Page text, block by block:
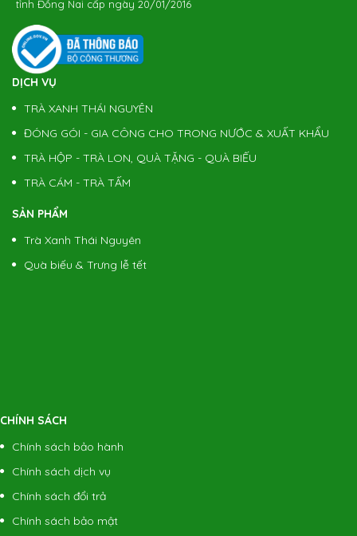
tỉnh Đồng Nai cấp ngày 20/01/2016
DỊCH VỤ
TRÀ XANH THÁI NGUYÊN
ĐÓNG GÓI - GIA CÔNG CHO TRONG NƯỚC & XUẤT KHẨU
TRÀ HỘP - TRÀ LON, QUÀ TẶNG - QUÀ BIẾU
TRÀ CÁM - TRÀ TẤM
SẢN PHẨM
Trà Xanh Thái Nguyên
Quà biếu & Trưng lễ tết
CHÍNH SÁCH
Chính sách bảo hành
Chính sách dịch vụ
Chính sách đổi trả
Chính sách bảo mật